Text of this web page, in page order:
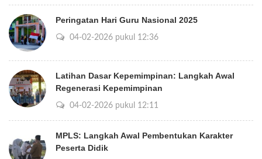
Peringatan Hari Guru Nasional 2025
04-02-2026 pukul 12:36
Latihan Dasar Kepemimpinan: Langkah Awal
Regenerasi Kepemimpinan
04-02-2026 pukul 12:11
MPLS: Langkah Awal Pembentukan Karakter
Peserta Didik